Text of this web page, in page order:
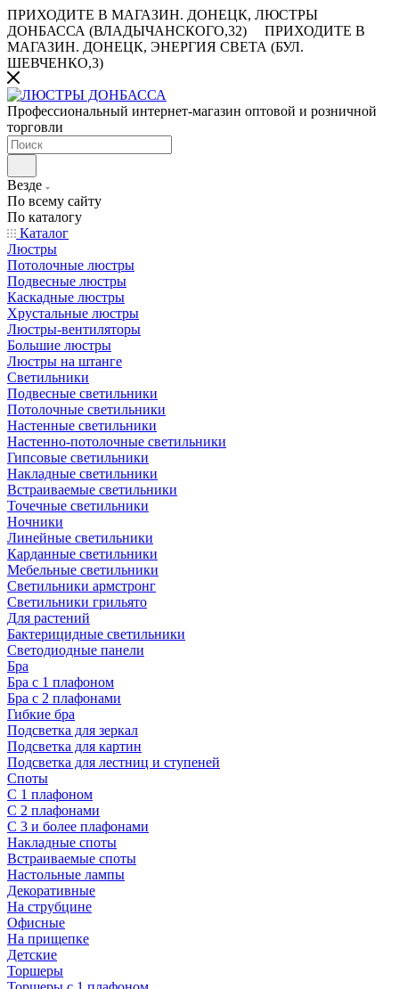
ПРИХОДИТЕ В МАГАЗИН. ДОНЕЦК, ЛЮСТРЫ
ДОНБАССА (ВЛАДЫЧАНСКОГО,32)
ПРИХОДИТЕ В
МАГАЗИН. ДОНЕЦК, ЭНЕРГИЯ СВЕТА (БУЛ.
ШЕВЧЕНКО,3)
Профессиональный интернет-магазин оптовой и розничной
торговли
Везде
По всему сайту
По каталогу
Каталог
Люстры
Потолочные люстры
Подвесные люстры
Каскадные люстры
Хрустальные люстры
Люстры-вентиляторы
Большие люстры
Люстры на штанге
Светильники
Подвесные светильники
Потолочные светильники
Настенные светильники
Настенно-потолочные светильники
Гипсовые светильники
Накладные светильники
Встраиваемые светильники
Точечные светильники
Ночники
Линейные светильники
Карданные светильники
Мебельные светильники
Светильники армстронг
Светильники грильято
Для растений
Бактерицидные светильники
Светодиодные панели
Бра
Бра с 1 плафоном
Бра с 2 плафонами
Гибкие бра
Подсветка для зеркал
Подсветка для картин
Подсветка для лестниц и ступеней
Споты
С 1 плафоном
С 2 плафонами
С 3 и более плафонами
Накладные споты
Встраиваемые споты
Настольные лампы
Декоративные
На струбцине
Офисные
На прищепке
Детские
Торшеры